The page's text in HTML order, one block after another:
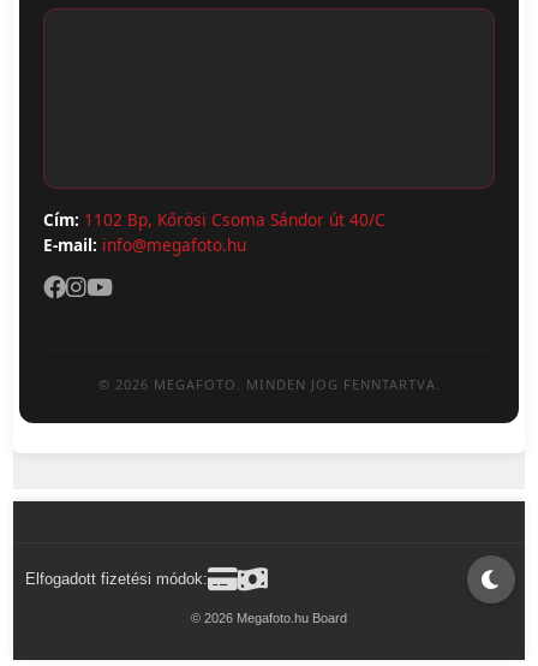
Fotónaptár
Cím: 1102 Bp, Kőrösi Csoma Sándor út 40/C
E-mail: info@megafoto.hu
© 2026 MEGAFOTO. MINDEN JOG FENNTARTVA.
Elfogadott fizetési módok:
© 2026 Megafoto.hu Board